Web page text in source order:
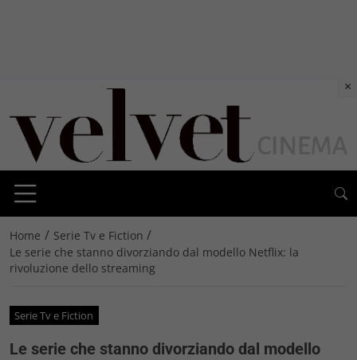
Home / Serie Tv e Fiction /
Le serie che stanno divorziando dal modello Netflix: la
rivoluzione dello streaming
Serie Tv e Fiction
Le serie che stanno divorziando dal modello
×